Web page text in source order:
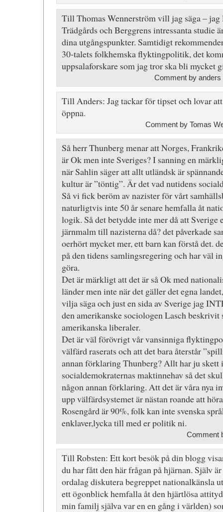
Till Thomas Wennerström vill jag säga – jag
Trädgårds och Berggrens intressanta studie
dina utgångspunkter. Samtidigt
30-talets folkhemska flyktingpolitik, det
uppsalaforskare som jag tror ska bli mycket
Comment by
Till Anders: Jag tackar för tipset och lovar
öppna.
Comment by Tomas
Så herr Thunberg menar att Norges,
är Ok men inte Sveriges? I sanning en
när Sahlin säger att allt utländsk är
kultur är ”töntig”. Är det vad nutidens
Så vi fick beröm av nazister för vårt
naturligtvis inte 50 år senare hemfalla åt
logik. Så det betydde inte mer då att Sverige
järnmalm till nazisterna då? det påverkade
oerhört mycket mer, ett barn kan förstå det.
på den tidens samlingsregering och har väl
göra.
Det är märkligt att det är så Ok med
länder men inte när det gäller det egna
vilja säga och just en sida av Sverige jag
den amerikanske sociologen Lasch beskrivit
amerikanska liberaler.
Det är väl förövrigt vår vansinniga
välfärd raserats och att det bara återstår
annan förklaring Thunberg? Allt har ju skett
socialdemokraternas maktinnehav så det
någon annan förklaring. Att det är våra nya
upp välfärdsystemet är nästan roande att
Rosengård är 90%, folk kan inte svenska
enklaver,lycka till med er politik ni.
Comment
Till Robsten: Ett kort besök på din blogg
du har fått den här frågan på hjärnan. Själv
ordalag diskutera begreppet nationalkänsla
ett ögonblick hemfalla åt den hjärtlösa
min familj själva var en en gång i världen)